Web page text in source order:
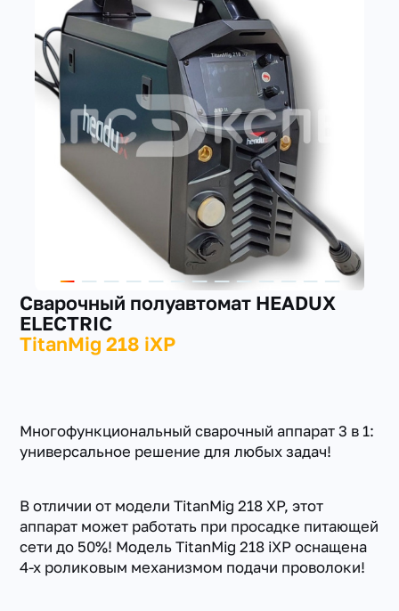
+7(351) 223-98-74
заказать звонок
Сварочный полуавтомат HEADUX
ELECTRIC
TitanMig 218 iXP
Многофункциональный сварочный аппарат 3 в 1:
универсальное решение для любых задач!
В отличии от модели TitanMig 218 XP, этот
аппарат может работать при просадке питающей
сети до 50%! Модель TitanMig 218 iXP оснащена
4-х роликовым механизмом подачи проволоки!